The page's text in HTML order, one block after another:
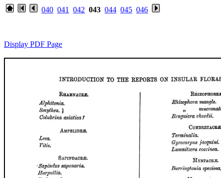
040 041 042 043 044 045 046
Display PDF Page